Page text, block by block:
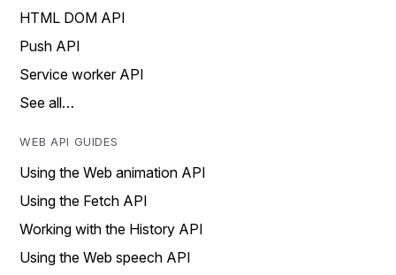
HTML DOM API
Push API
Service worker API
See all…
WEB API GUIDES
Using the Web animation API
Using the Fetch API
Working with the History API
Using the Web speech API